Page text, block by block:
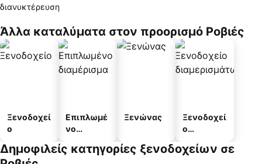
διανυκτέρευση
Άλλα καταλύματα στον προορισμό Ροβιές
Ξενοδοχεί
ο
Επιπλωμέ
νο
α
Ξενώνας
Ξενοδοχεί
ο
άτων
Δημοφιλείς κατηγορίες ξενοδοχείων σε